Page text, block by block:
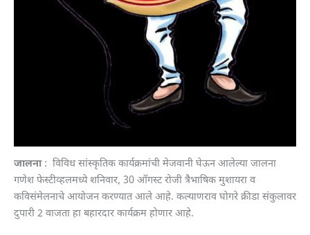
जालना: विविध सांस्कृतिक कार्यक्रमांची मेजवानी घेऊन आलेल्या जालना
गणेश फेस्टीव्हलमध्ये शनिवार, 30 ऑगस्ट रोजी त्रैभाषिक मुशायरा व
कविसंमेलनाचे आयोजन करण्यात आले आहे. कल्याणराव घोगरे क्रीडा संकुलावर
दुपारी 2 वाजता हा बहारदार कार्यक्रम होणार आहे.